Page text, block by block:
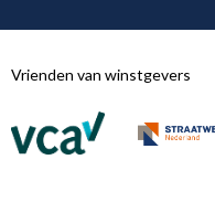
Vrienden van winstgevers